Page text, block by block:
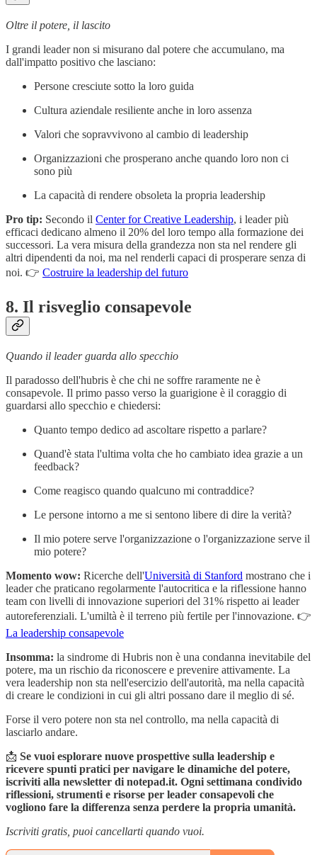
Oltre il potere, il lascito
I grandi leader non si misurano dal potere che accumulano, ma
dall'impatto positivo che lasciano:
Persone cresciute sotto la loro guida
Cultura aziendale resiliente anche in loro assenza
Valori che sopravvivono al cambio di leadership
Organizzazioni che prosperano anche quando loro non ci
sono più
La capacità di rendere obsoleta la propria leadership
Pro tip: Secondo il Center for Creative Leadership, i leader più
efficaci dedicano almeno il 20% del loro tempo alla formazione dei
successori. La vera misura della grandezza non sta nel rendere gli
altri dipendenti da noi, ma nel renderli capaci di prosperare senza di
noi. 👉 Costruire la leadership del futuro
8. Il risveglio consapevole
Quando il leader guarda allo specchio
Il paradosso dell'hubris è che chi ne soffre raramente ne è
consapevole. Il primo passo verso la guarigione è il coraggio di
guardarsi allo specchio e chiedersi:
Quanto tempo dedico ad ascoltare rispetto a parlare?
Quand'è stata l'ultima volta che ho cambiato idea grazie a un
feedback?
Come reagisco quando qualcuno mi contraddice?
Le persone intorno a me si sentono libere di dire la verità?
Il mio potere serve l'organizzazione o l'organizzazione serve il
mio potere?
Momento wow: Ricerche dell'Università di Stanford mostrano che i
leader che praticano regolarmente l'autocritica e la riflessione hanno
team con livelli di innovazione superiori del 31% rispetto ai leader
autoreferenziali. L'umiltà è il terreno più fertile per l'innovazione. 👉
La leadership consapevole
Insomma: la sindrome di Hubris non è una condanna inevitabile del
potere, ma un rischio da riconoscere e prevenire attivamente. La
vera leadership non sta nell'esercizio dell'autorità, ma nella capacità
di creare le condizioni in cui gli altri possano dare il meglio di sé.
Forse il vero potere non sta nel controllo, ma nella capacità di
lasciarlo andare.
📩 Se vuoi esplorare nuove prospettive sulla leadership e
ricevere spunti pratici per navigare le dinamiche del potere,
iscriviti alla newsletter di notepad.it. Ogni settimana condivido
riflessioni, strumenti e risorse per leader consapevoli che
vogliono fare la differenza senza perdere la propria umanità.
Iscriviti gratis, puoi cancellarti quando vuoi.